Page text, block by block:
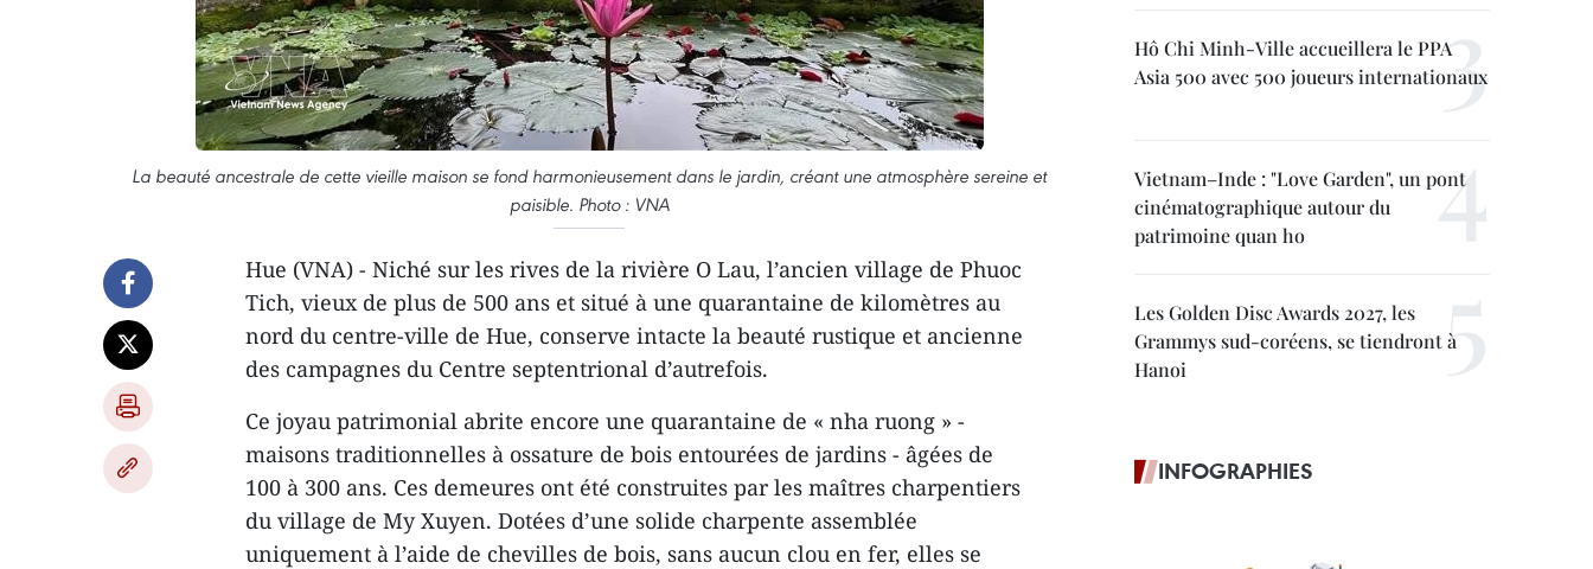
La beauté ancestrale de cette vieille maison se fond harmonieusement dans le jardin, créant une atmosphère sereine et
paisible. Photo : VNA
Hue (VNA) - Niché sur les rives de la rivière O Lau, l’ancien village de Phuoc
Tich, vieux de plus de 500 ans et situé à une quarantaine de kilomètres au
nord du centre-ville de Hue, conserve intacte la beauté rustique et ancienne
des campagnes du Centre septentrional d’autrefois.
Ce joyau patrimonial abrite encore une quarantaine de « nha ruong » -
maisons traditionnelles à ossature de bois entourées de jardins - âgées de
100 à 300 ans. Ces demeures ont été construites par les maîtres charpentiers
du village de My Xuyen. Dotées d’une solide charpente assemblée
uniquement à l’aide de chevilles de bois, sans aucun clou en fer, elles se
Hô Chi Minh-Ville accueillera le PPA
Asia 500 avec 500 joueurs internationaux
Vietnam–Inde : "Love Garden", un pont
cinématographique autour du
patrimoine quan ho
Les Golden Disc Awards 2027, les
Grammys sud-coréens, se tiendront à
Hanoi
INFOGRAPHIES